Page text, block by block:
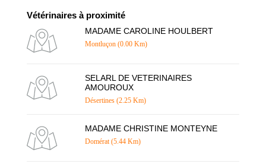
Vétérinaires à proximité
MADAME CAROLINE HOULBERT
Montluçon (0.00 Km)
SELARL DE VETERINAIRES
AMOUROUX
Désertines (2.25 Km)
MADAME CHRISTINE MONTEYNE
Domérat (5.44 Km)